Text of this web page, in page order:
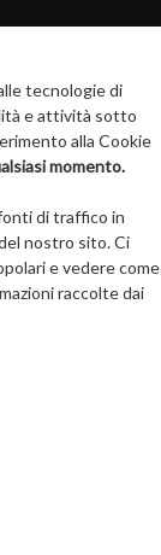
tecnologie di
e attività sotto
alla Cookie
momento.
di traffico in
nostro sito. Ci
e vedere come
raccolte dai